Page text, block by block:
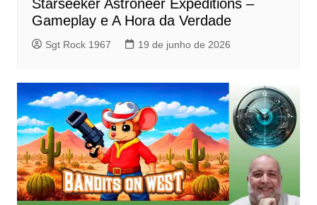
Starseeker Astroneer Expeditions –
Gameplay e A Hora da Verdade
Sgt Rock 1967 19 de junho de 2026